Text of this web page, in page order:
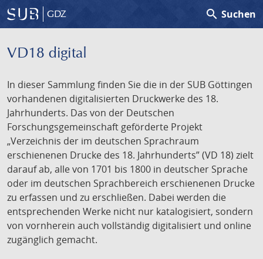
GDZ search Suchen
VD18 digital
In dieser Sammlung finden Sie die in der SUB Göttingen
vorhandenen digitalisierten Druckwerke des 18.
Jahrhunderts. Das von der Deutschen
Forschungsgemeinschaft geförderte Projekt
„Verzeichnis der im deutschen Sprachraum
erschienenen Drucke des 18. Jahrhunderts” (VD 18) zielt
darauf ab, alle von 1701 bis 1800 in deutscher Sprache
oder im deutschen Sprachbereich erschienenen Drucke
zu erfassen und zu erschließen. Dabei werden die
entsprechenden Werke nicht nur katalogisiert, sondern
von vornherein auch vollständig digitalisiert und online
zugänglich gemacht.